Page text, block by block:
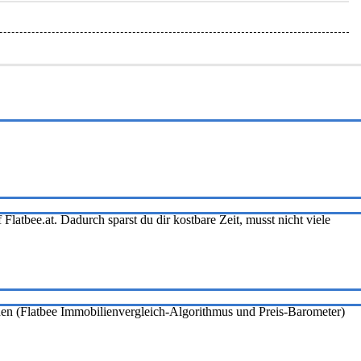
Dadurch sparst du dir kostbare Zeit, musst nicht viele
(Flatbee Immobilienvergleich-Algorithmus und Preis-Barometer)